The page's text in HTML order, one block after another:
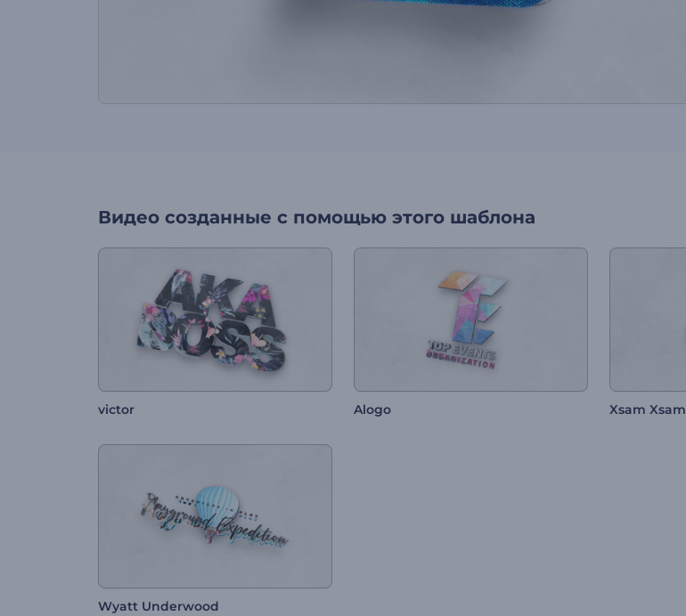
Видео созданные с помощью этого шаблона
victor Alogo Xsam Xsam
Wyatt Underwood